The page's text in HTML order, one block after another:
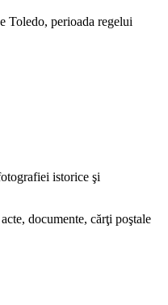
istorice şi
documente, cărţi poştale